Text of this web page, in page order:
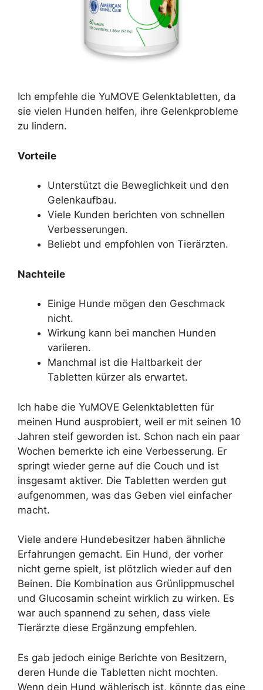
Ich empfehle die YuMOVE Gelenktabletten, da
sie vielen Hunden helfen, ihre Gelenkprobleme
zu lindern.
Vorteile
Unterstützt die Beweglichkeit und den
Gelenkaufbau.
Viele Kunden berichten von schnellen
Verbesserungen.
Beliebt und empfohlen von Tierärzten.
Nachteile
Einige Hunde mögen den Geschmack
nicht.
Wirkung kann bei manchen Hunden
variieren.
Manchmal ist die Haltbarkeit der
Tabletten kürzer als erwartet.
Ich habe die YuMOVE Gelenktabletten für
meinen Hund ausprobiert, weil er mit seinen 10
Jahren steif geworden ist. Schon nach ein paar
Wochen bemerkte ich eine Verbesserung. Er
springt wieder gerne auf die Couch und ist
insgesamt aktiver. Die Tabletten werden gut
aufgenommen, was das Geben viel einfacher
macht.
Viele andere Hundebesitzer haben ähnliche
Erfahrungen gemacht. Ein Hund, der vorher
nicht gerne spielt, ist plötzlich wieder auf den
Beinen. Die Kombination aus Grünlippmuschel
und Glucosamin scheint wirklich zu wirken. Es
war auch spannend zu sehen, dass viele
Tierärzte diese Ergänzung empfehlen.
Es gab jedoch einige Berichte von Besitzern,
deren Hunde die Tabletten nicht mochten.
Wenn dein Hund wählerisch ist, könnte das eine